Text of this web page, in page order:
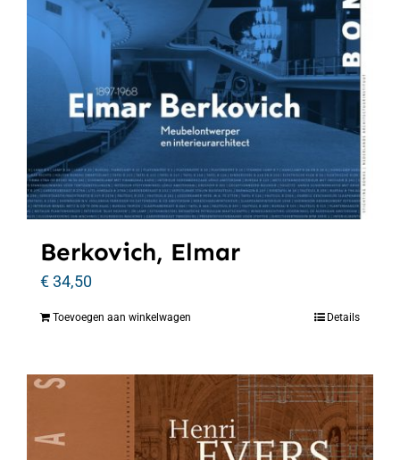
Berkovich, Elmar
€34,50
Toevoegen aan winkelwagen Details